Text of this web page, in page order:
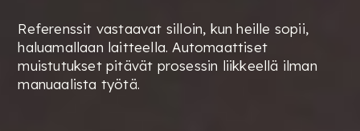
Referenssit vastaavat silloin, kun heille sopii,
haluamallaan laitteella. Automaattiset
muistutukset pitävät prosessin liikkeellä ilman
manuaalista työtä.